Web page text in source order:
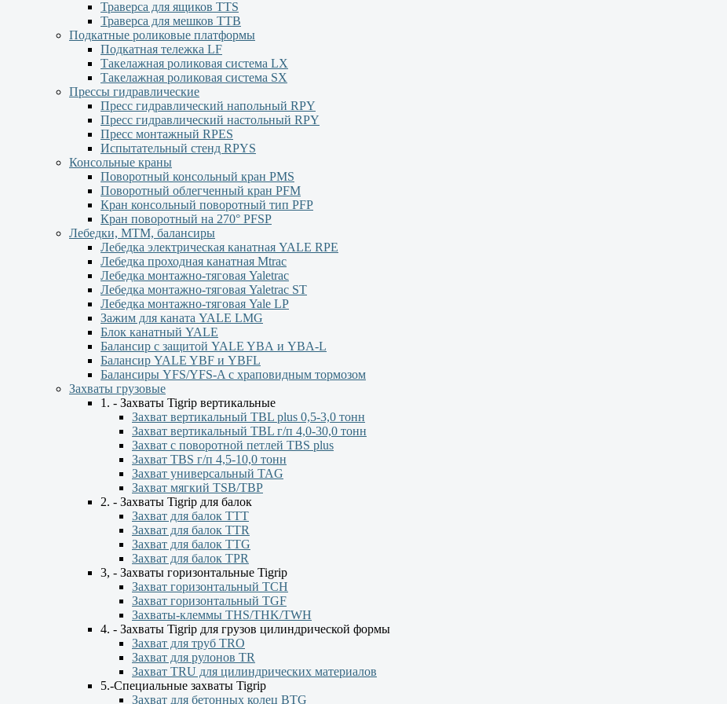
Траверса для ящиков ТТS
Траверса для мешков ТТВ
Подкатные роликовые платформы
Подкатная тележка LF
Такелажная роликовая система LX
Такелажная роликовая система SX
Прессы гидравлические
Пресс гидравлический напольный RPY
Пресс гидравлический настольный RPY
Пресс монтажный RPES
Испытательный стенд RPYS
Консольные краны
Поворотный консольный кран PMS
Поворотный облегченный кран PFM
Кран консольный поворотный тип PFP
Кран поворотный на 270° PFSP
Лебедки, МТМ, балансиры
Лебедка электрическая канатная YALE RPE
Лебедка проходная канатная Mtrac
Лебедка монтажно-тяговая Yaletrac
Лебедка монтажно-тяговая Yaletrac ST
Лебедка монтажно-тяговая Yale LP
Зажим для каната YALE LMG
Блок канатный YALE
Балансир с защитой YALE YBА и YBА-L
Балансир YALE YBF и YBFL
Балансиры YFS/YFS-A с храповидным тормозом
Захваты грузовые
1. - Захваты Tigrip вертикальные
Захват вертикальный TBL plus 0,5-3,0 тонн
Захват вертикальный TBL г/п 4,0-30,0 тонн
Захват с поворотной петлей TBS plus
Захват TBS г/п 4,5-10,0 тонн
Захват универсальный TAG
Захват мягкий TSB/TBP
2. - Захваты Tigrip для балок
Захват для балок ТТТ
Захват для балок TTR
Захват для балок TTG
Захват для балок TPR
3, - Захваты горизонтальные Tigrip
Захват горизонтальный ТСН
Захват горизонтальный ТGF
Захваты-клеммы THS/THK/TWH
4. - Захваты Tigrip для грузов цилиндрической формы
Захват для труб TRO
Захват для рулонов TR
Захват TRU для цилиндрических материалов
5.-Специальные захваты Tigrip
Захват для бетонных колец BTG